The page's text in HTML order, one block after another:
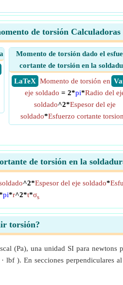
de torsión Calculadoras
Momento de torsión dado el
cortante de torsión en la
​ LaTeX Momento de torsión en
eje soldado = 2*pi*Radio del
soldado^2*Espesor del eje
soldado*Esfuerzo cortante
de torsión en la
^2*Espesor del eje soldado*
pi*r^2*t*σs
torsión?
(Pa), una unidad SI para newtons
). En secciones perpendiculares